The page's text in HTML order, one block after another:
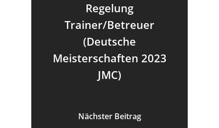
Regelung
Trainer/Betreuer
(Deutsche
Meisterschaften 2023
JMC)
Nächster Beitrag